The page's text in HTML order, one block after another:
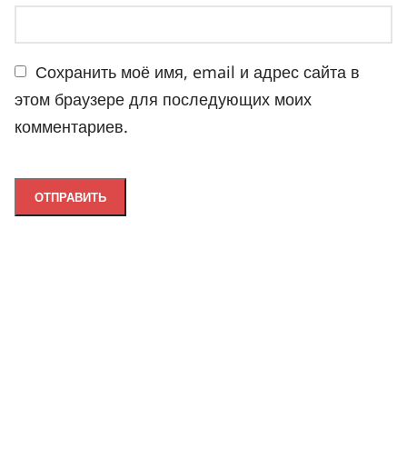
Сохранить моё имя, email и адрес сайта в
этом браузере для последующих моих
комментариев.